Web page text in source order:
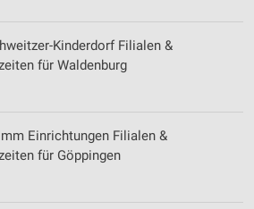
Kinderdorf Filialen &
für Waldenburg
Einrichtungen Filialen &
für Göppingen